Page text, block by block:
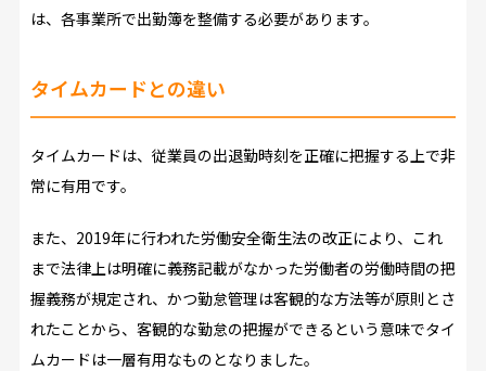
は、各事業所で出勤簿を整備する必要があります。
タイムカードとの違い
タイムカードは、従業員の出退勤時刻を正確に把握する上で非
常に有用です。
また、2019年に行われた労働安全衛生法の改正により、これ
まで法律上は明確に義務記載がなかった労働者の労働時間の把
握義務が規定され、かつ勤怠管理は客観的な方法等が原則とさ
れたことから、客観的な勤怠の把握ができるという意味でタイ
ムカードは一層有用なものとなりました。